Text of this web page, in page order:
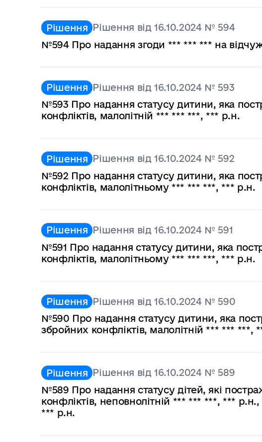
Рішення Рішення від 16.10.2024 № 594
№594 Про надання згоди *** *** *** на
Рішення Рішення від 16.10.2024 № 593
№593 Про надання статусу дитини, яка
конфліктів, малолітній *** *** ***, *** р.н.
Рішення Рішення від 16.10.2024 № 592
№592 Про надання статусу дитини, яка
конфліктів, малолітньому *** *** ***, *** р.н.
Рішення Рішення від 16.10.2024 № 591
№591 Про надання статусу дитини, яка
конфліктів, малолітньому *** *** ***, *** р.н.
Рішення Рішення від 16.10.2024 № 590
№590 Про надання статусу дитини, яка
збройних конфліктів, малолітній *** *** ***,
Рішення Рішення від 16.10.2024 № 589
№589 Про надання статусу дітей, які
конфліктів, неповнолітній *** *** ***, ***
*** р.н.